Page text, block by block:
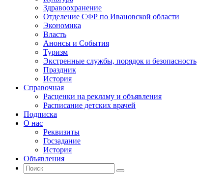
Здравоохранение
Отделение СФР по Ивановской области
Экономика
Власть
Анонсы и События
Туризм
Экстренные службы, порядок и безопасность
Праздник
История
Справочная
Расценки на рекламу и объявления
Расписание детских врачей
Подписка
О нас
Реквизиты
Госзадание
История
Объявления
Поиск
Искать:
Поиск